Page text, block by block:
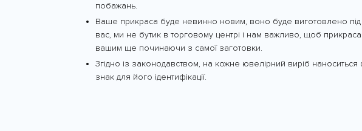
побажань.
Ваше прикраса буде невинно новим, воно буде виготовлено під
вас, ми не бутик в торговому центрі і нам важливо, щоб
вашим ще починаючи з самої заготовки.
Згідно із законодавством, на кожне ювелірний виріб наноситься
знак для його ідентифікації.